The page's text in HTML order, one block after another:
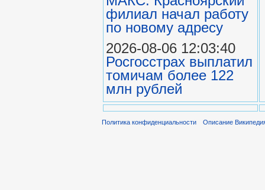
филиал начал работу
по новому адресу
2026-08-06 12:03:40
Росгосстрах выплатил
томичам более 122
млн рублей
Политика конфиденциальности Описание